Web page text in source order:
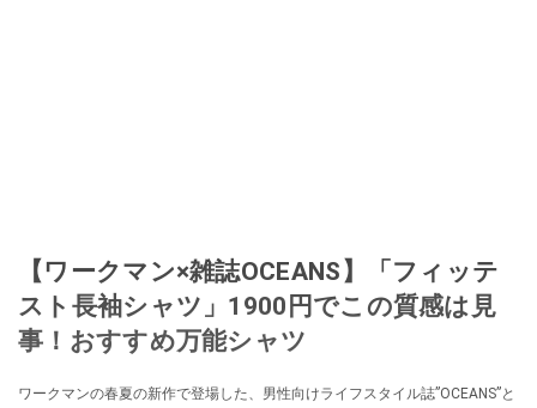
【ワークマン×雑誌OCEANS】「フィッテ
スト長袖シャツ」1900円でこの質感は見
事！おすすめ万能シャツ
ワークマンの春夏の新作で登場した、男性向けライフスタイル誌”OCEANS”と